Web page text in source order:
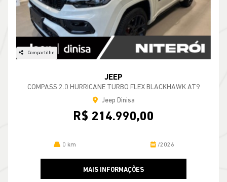
Compartilhe
JEEP
COMPASS 2.0 HURRICANE TURBO FLEX BLACKHAWK AT9
Jeep Dinisa
R$ 214.990,00
0 km /2026
MAIS INFORMAÇÕES